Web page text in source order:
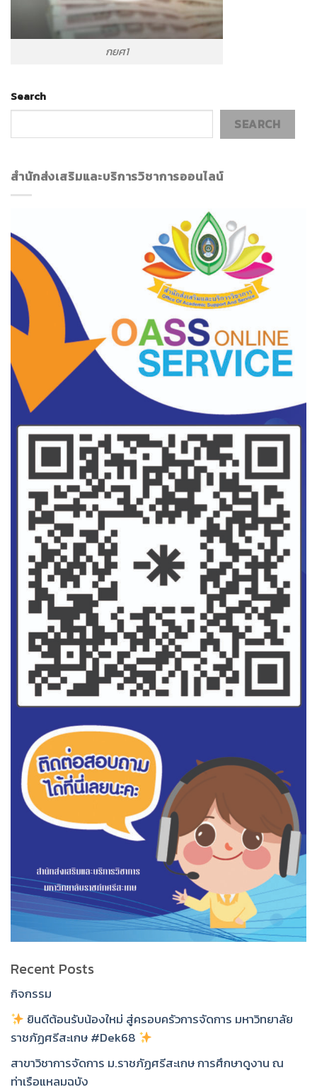
กยศ1
Search
SEARCH
สำนักส่งเสริมและบริการวิชาการออนไลน์
Recent Posts
กิจกรรม
ยินดีต้อนรับน้องใหม่ สู่ครอบครัวการจัดการ มหาวิทยาลัย
ราชภัฏศรีสะเกษ #Dek68
สาขาวิชาการจัดการ ม.ราชภัฏศรีสะเกษ การศึกษาดูงาน ณ
ท่าเรือแหลมฉบัง